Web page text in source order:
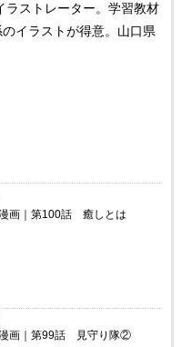
ラストレーター。学習教材
イラストが得意。山口県
画｜第100話 癒しとは
画｜第99話 見守り隊②